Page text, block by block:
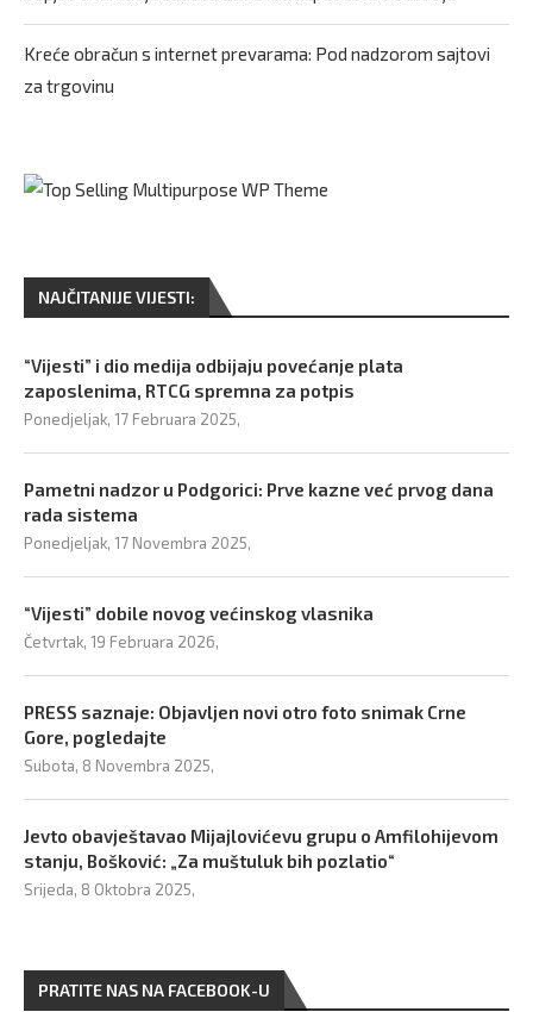
Kreće obračun s internet prevarama: Pod nadzorom sajtovi
za trgovinu
NAJČITANIJE VIJESTI:
“Vijesti” i dio medija odbijaju povećanje plata
zaposlenima, RTCG spremna za potpis
Ponedjeljak, 17 Februara 2025,
Pametni nadzor u Podgorici: Prve kazne već prvog dana
rada sistema
Ponedjeljak, 17 Novembra 2025,
“Vijesti” dobile novog većinskog vlasnika
Četvrtak, 19 Februara 2026,
PRESS saznaje: Objavljen novi otro foto snimak Crne
Gore, pogledajte
Subota, 8 Novembra 2025,
Jevto obavještavao Mijajlovićevu grupu o Amfilohijevom
stanju, Bošković: „Za muštuluk bih pozlatio“
Srijeda, 8 Oktobra 2025,
PRATITE NAS NA FACEBOOK-U